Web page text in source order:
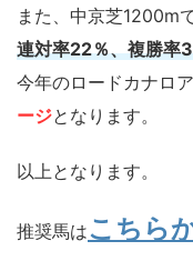
また、中京芝1200m
連対率22％、複勝率
今年のロードカナロ
ージとなります。
以上となります。
推奨馬はこちら